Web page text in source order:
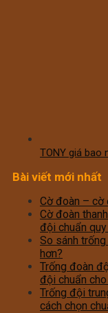
TONY giá bao
Bài viết mới nhất
Cờ đoàn – cờ
Cờ đoàn
đội chuẩn
So sánh
hơn?
Trống đoàn
đội chuẩn
Trống đội
cách chọn